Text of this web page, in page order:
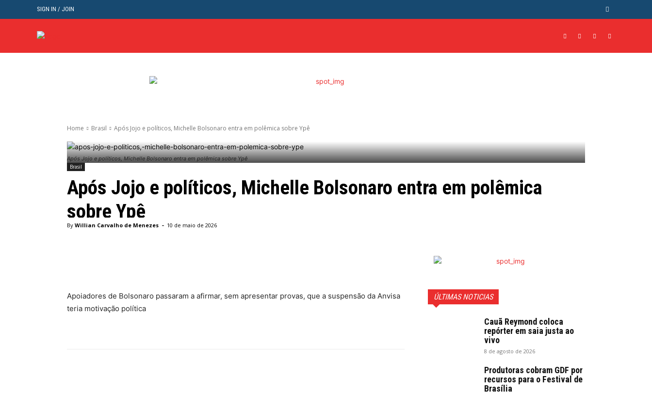
SIGN IN / JOIN
Home Brasil Após Jojo e políticos, Michelle Bolsonaro entra em polêmica sobre Ypê
Após Jojo e políticos, Michelle Bolsonaro entra em polêmica sobre Ypê
Brasil
Após Jojo e políticos, Michelle Bolsonaro entra em polêmica
sobre Ypê
By Willian Carvalho de Menezes - 10 de maio de 2026
Apoiadores de Bolsonaro passaram a afirmar, sem apresentar provas, que a suspensão da Anvisa
teria motivação política
ÚLTIMAS NOTICIAS
Cauã Reymond coloca
repórter em saia justa ao
vivo
8 de agosto de 2026
Produtoras cobram GDF por
recursos para o Festival de
Brasília